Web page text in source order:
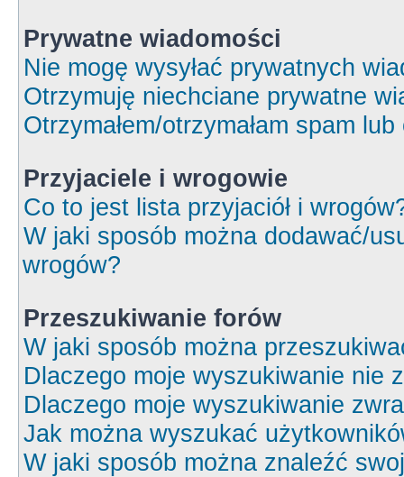
Prywatne wiadomości
Nie mogę wysyłać prywatnych
Otrzymuję niechciane prywatne
Otrzymałem/otrzymałam spam
Przyjaciele i wrogowie
Co to jest lista przyjaciół i
W jaki sposób można dodawać/
wrogów?
Przeszukiwanie forów
W jaki sposób można
Dlaczego moje wyszukiwanie nie
Dlaczego moje wyszukiwanie
Jak można wyszukać
W jaki sposób można znaleźć